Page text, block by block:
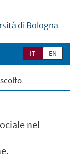
di Bologna
IT EN
nel